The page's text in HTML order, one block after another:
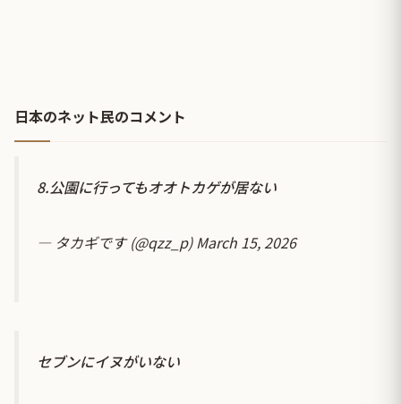
日本のネット民のコメント
8.公園に行ってもオオトカゲが居ない
— タカギです (@qzz_p)March 15, 2026
セブンにイヌがいない